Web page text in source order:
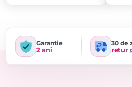
Garanție
2 ani
30 de
retur